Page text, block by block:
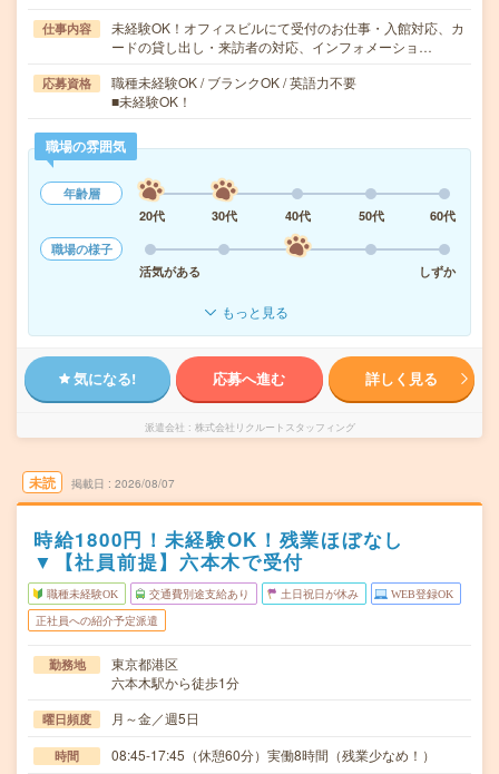
仕事内容
未経験OK！オフィスビルにて受付のお仕事・入館対応、カ
ードの貸し出し・来訪者の対応、インフォメーショ…
応募資格
職種未経験OK / ブランクOK / 英語力不要
■未経験OK！
職場の雰囲気
年齢層
20代
30代 40代 50代
60代
職場の様子
活気がある
しずか
もっと見る
気になる! 応募へ進む 詳しく見る
派遣会社 株式会社リクルートスタッフィング
未読 掲載日 2026/08/07
時給1800円！未経験OK！残業ほぼなし
▼【社員前提】六本木で受付
職種未経験OK 交通費別途支給あり 土日祝日が休み WEB登録OK
正社員への紹介予定派遣
勤務地
東京都港区
六本木駅から徒歩1分
曜日頻度 月～金／週5日
時間 08:45-17:45（休憩60分）実働8時間（残業少なめ！）